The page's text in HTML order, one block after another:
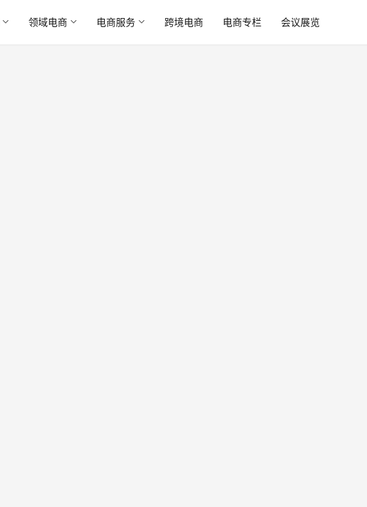
领域电商 电商服务 跨境电商 电商专栏 会议展览